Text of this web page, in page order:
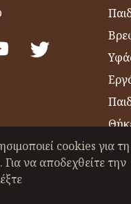
cookies για τη
να αποδεχθείτε την